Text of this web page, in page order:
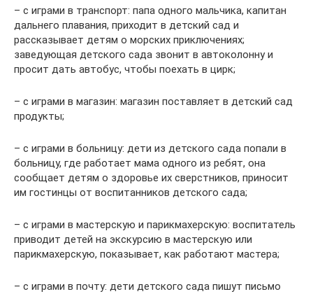
– с играми в транспорт: папа одного мальчика, капитан
дальнего плавания, приходит в детский сад и
рассказывает детям о морских приключениях;
заведующая детского сада звонит в автоколонну и
просит дать автобус, чтобы поехать в цирк;
– с играми в магазин: магазин поставляет в детский сад
продукты;
– с играми в больницу: дети из детского сада попали в
больницу, где работает мама одного из ребят, она
сообщает детям о здоровье их сверстников, приносит
им гостинцы от воспитанников детского сада;
– с играми в мастерскую и парикмахерскую: воспитатель
приводит детей на экскурсию в мастерскую или
парикмахерскую, показывает, как работают мастера;
– с играми в почту: дети детского сада пишут письмо